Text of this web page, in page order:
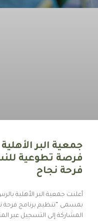
جمعية البر
فرصة تطوعية
فرحة نجاح
أعلنت جمعية البر الأهلية
بمسمى “تنظيم برنامج فرحة
المشاركة إلى التسجيل عبر